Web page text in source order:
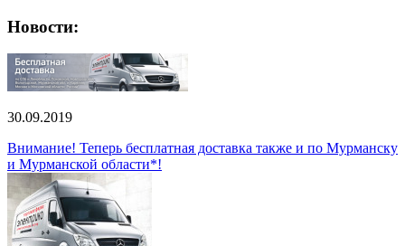
Новости:
30.09.2019
Внимание! Теперь бесплатная доставка также и по Мурманску
и Мурманской области*!